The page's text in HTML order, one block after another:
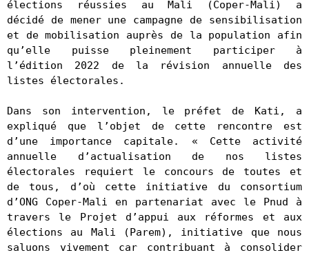
élections réussies au Mali (Coper-Mali) a
décidé de mener une campagne de sensibilisation
et de mobilisation auprès de la population afin
qu’elle puisse pleinement participer à
l’édition 2022 de la révision annuelle des
listes électorales.
Dans son intervention, le préfet de Kati, a
expliqué que l’objet de cette rencontre est
d’une importance capitale. « Cette activité
annuelle d’actualisation de nos listes
électorales requiert le concours de toutes et
de tous, d’où cette initiative du consortium
d’ONG Coper-Mali en partenariat avec le Pnud à
travers le Projet d’appui aux réformes et aux
élections au Mali (Parem), initiative que nous
saluons vivement car contribuant à consolider